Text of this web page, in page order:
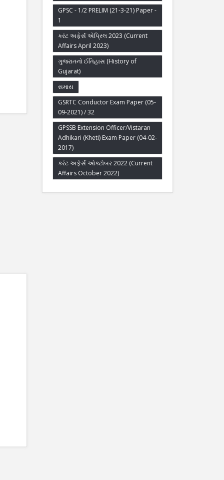
GPSC - 1/2 PRELIM (21-3-21) Paper -
1
કરંટ અફેર્સ એપ્રિલ 2023 (Current
Affairs April 2023)
ગુજરાતનો ઈતિહાસ (History of
Gujarat)
સમાસ
GSRTC Conductor Exam Paper (05-
09-2021) / 32
GPSSB Extension Officer/Vistaran
Adhikari (Kheti) Exam Paper (04-02-
2017)
કરંટ અફેર્સ ઓક્ટોબર 2022 (Current
Affairs October 2022)